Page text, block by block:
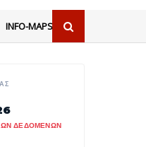
INFO-MAPS
ΔΕΔΟΜΕΝΩΝ